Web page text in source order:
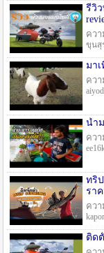
รีวิว
ควา
ขุนสุ
มา
ควา
น้ำ
ควา
ทริ
ราค
ควา
ติด